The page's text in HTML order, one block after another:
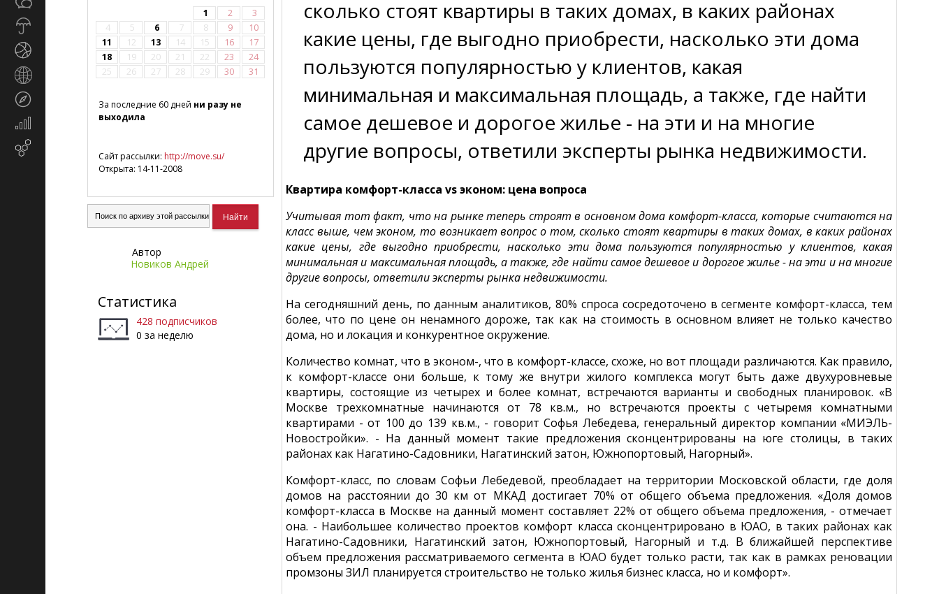
Экономика
маркетинг
1 2
3
4
5 6 7 8 9
10
11
12 13 14 15 16
17
18
19 20 21 22 23
24
25
26 27 28 29 30 31
За последние 60 дней ни разу не
выходила
Сайт рассылки: http://move.su/
Открыта: 14-11-2008
Автор
Новиков Андрей
Статистика
428 подписчиков
0 за неделю
сколько стоят квартиры в таких домах, в каких районах
какие цены, где выгодно приобрести, насколько эти дома
пользуются популярностью у клиентов, какая
минимальная и максимальная площадь, а также, где найти
самое дешевое и дорогое жилье - на эти и на многие
другие вопросы, ответили эксперты рынка недвижимости.
Квартира комфорт-класса vs эконом: цена вопроса
Учитывая тот факт, что на рынке теперь строят в основном дома комфорт-класса, которые считаются на
класс выше, чем эконом, то возникает вопрос о том, сколько стоят квартиры в таких домах, в каких районах
какие цены, где выгодно приобрести, насколько эти дома пользуются популярностью у клиентов, какая
минимальная и максимальная площадь, а также, где найти самое дешевое и дорогое жилье - на эти и на многие
другие вопросы, ответили эксперты рынка недвижимости.
На сегодняшний день, по данным аналитиков, 80% спроса сосредоточено в сегменте комфорт-класса, тем
более, что по цене он ненамного дороже, так как на стоимость в основном влияет не только качество
дома, но и локация и конкурентное окружение.
Количество комнат, что в эконом-, что в комфорт-классе, схоже, но вот площади различаются. Как правило,
к комфорт-классе они больше, к тому же внутри жилого комплекса могут быть даже двухуровневые
квартиры, состоящие из четырех и более комнат, встречаются варианты и свободных планировок. «В
Москве трехкомнатные начинаются от 78 кв.м., но встречаются проекты с четыремя комнатными
квартирами - от 100 до 139 кв.м., - говорит Софья Лебедева, генеральный директор компании «МИЭЛЬ-
Новостройки». - На данный момент такие предложения сконцентрированы на юге столицы, в таких
районах как Нагатино-Садовники, Нагатинский затон, Южнопортовый, Нагорный».
Комфорт-класс, по словам Софьи Лебедевой, преобладает на территории Московской области, где доля
домов на расстоянии до 30 км от МКАД достигает 70% от общего объема предложения. «Доля домов
комфорт-класса в Москве на данный момент составляет 22% от общего объема предложения, - отмечает
она. - Наибольшее количество проектов комфорт класса сконцентрировано в ЮАО, в таких районах как
Нагатино-Садовники, Нагатинский затон, Южнопортовый, Нагорный и т.д. В ближайшей перспективе
объем предложения рассматриваемого сегмента в ЮАО будет только расти, так как в рамках реновации
промзоны ЗИЛ планируется строительство не только жилья бизнес класса, но и комфорт».